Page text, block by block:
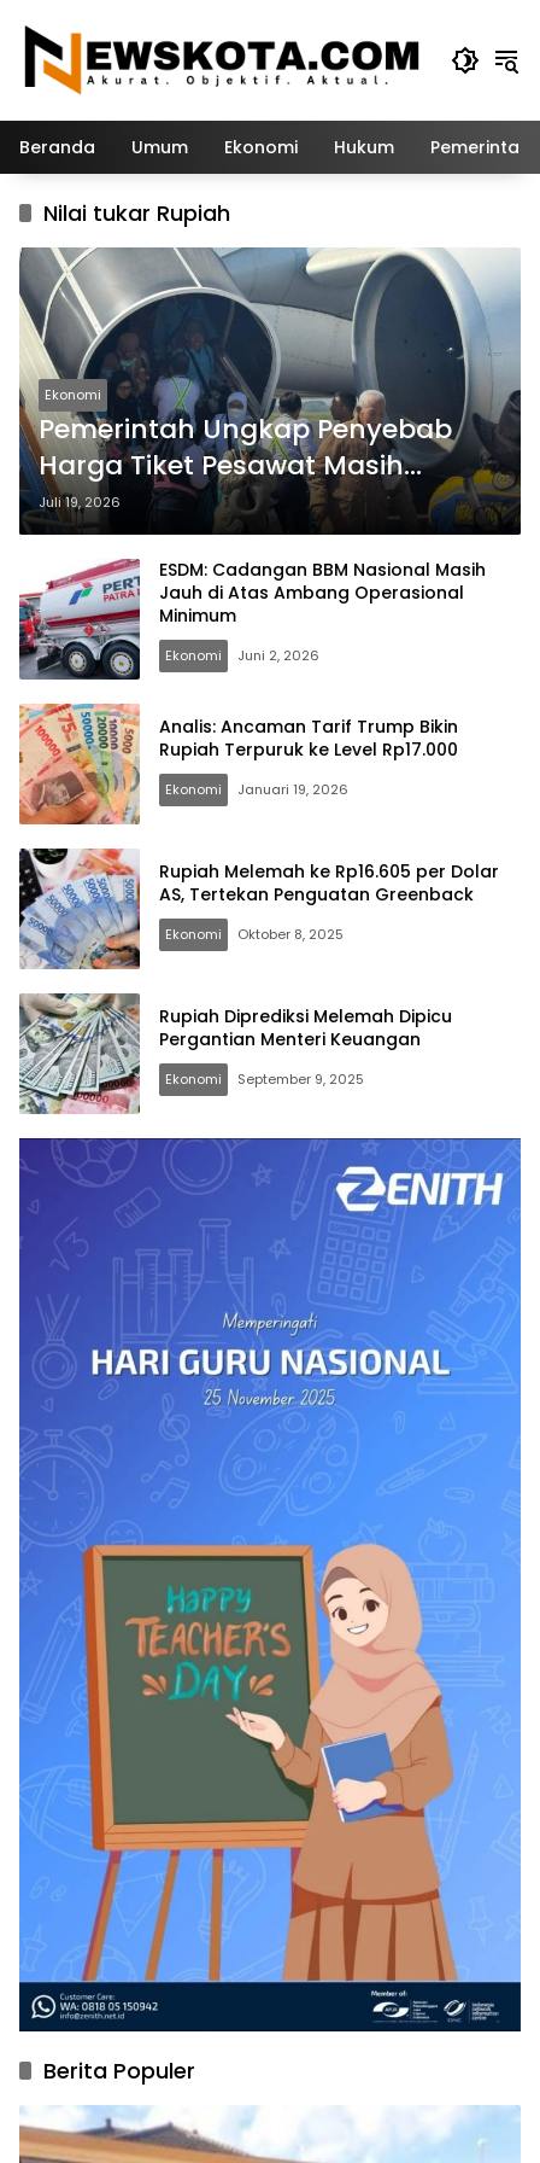
konten
Beranda Umum Ekonomi Hukum
Nilai tukar Rupiah
Ekonomi
Pemerintah Ungkap Penyebab
Harga Tiket Pesawat Masih
Mahal, Armada Terbatas Jadi
Faktor Utama
Juli 19, 2026
ESDM: Cadangan BBM Nasional Masih
Jauh di Atas Ambang Operasional
Minimum
Ekonomi Juni 2, 2026
Analis: Ancaman Tarif Trump Bikin
Rupiah Terpuruk ke Level Rp17.000
Ekonomi Januari 19, 2026
Rupiah Melemah ke Rp16.605 per Dolar
AS, Tertekan Penguatan Greenback
Ekonomi Oktober 8, 2025
Rupiah Diprediksi Melemah Dipicu
Pergantian Menteri Keuangan
Ekonomi September 9, 2025
Berita Populer